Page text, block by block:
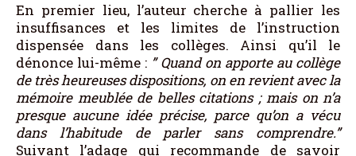
En premier lieu, l’auteur cherche à pallier les
insuffisances et les limites de l’instruction
dispensée dans les collèges. Ainsi qu’il le
dénonce lui-même : ” Quand on apporte au collège
de très heureuses dispositions, on en revient avec la
mémoire meublée de belles citations ; mais on n’a
presque aucune idée précise, parce qu’on a vécu
dans l’habitude de parler sans comprendre.”
Suivant l’adage qui recommande de savoir